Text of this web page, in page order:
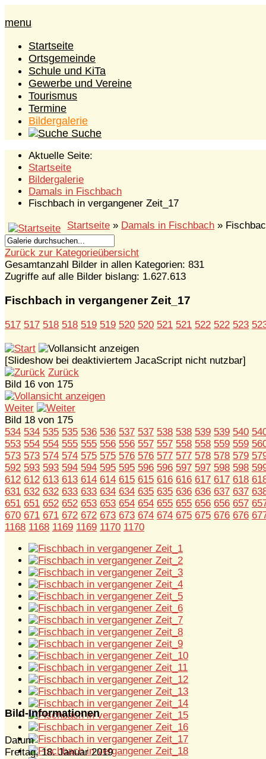
menu
Startseite
Ortsgemeinde
Schule und KiTa
Gewerbe und Vereine
Tourismus
Termine
Bildergalerie
Suche
Aktuelle Seite:
Startseite
Bildergalerie
Damals in Fischbach
Fischbach in vergangener Zeit_17
Startseite » Damals in Fischbach »
Zurück zur Kategorieübersicht
Gesamtanzahl Bilder in allen Kategorien: 831
Zugriffe auf alle Bilder bislang: 1.627.613
Fischbach in vergangener Zeit_17
517 517 518 518 519 519 520 520 521 521 522 522 523
[Slideshow bei deaktiviertem JacaScript nicht nutzbar]
Zurück
Bild 16 von 175
Weiter
Bild 18 von 175
534 534 535 535 536 536 537 537 538 538 539 539 540
553 554 554 555 555 556 556 557 557 558 558 559 559
573 573 574 574 575 575 576 576 577 577 578 578 579
592 593 593 594 594 595 595 596 596 597 597 598 598
612 612 613 613 614 614 615 615 616 616 617 617 618
631 632 632 633 633 634 634 635 635 636 636 637 637
651 651 652 652 653 653 654 654 655 655 656 656 657
670 671 671 672 672 673 673 674 674 675 675 676 676
1168 1168 1169 1169 1170 1170
Bild-Informationen
Datum
Freitag, 18. Januar 2019